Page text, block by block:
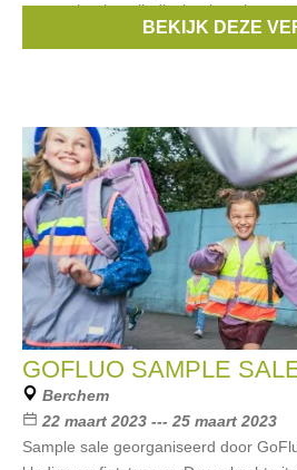
prentenboeken, liedjesboeken, lees-
Kortingen tot -90%.BEKIJK DEZE
GOFLUO SAMPLE
Berchem
22 maart 2023 --- 25 maart 2023
Sample sale georganiseerd door